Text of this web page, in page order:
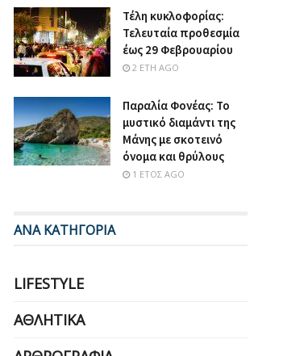
Τέλη κυκλοφορίας:
Τελευταία προθεσμία
έως 29 Φεβρουαρίου
2 ΈΤΗ AGO
Παραλία Φονέας: Το
μυστικό διαμάντι της
Μάνης με σκοτεινό
όνομα και θρύλους
1 ΈΤΟΣ AGO
ΑΝΑ ΚΑΤΗΓΟΡΙΑ
LIFESTYLE
ΑΘΛΗΤΙΚΆ